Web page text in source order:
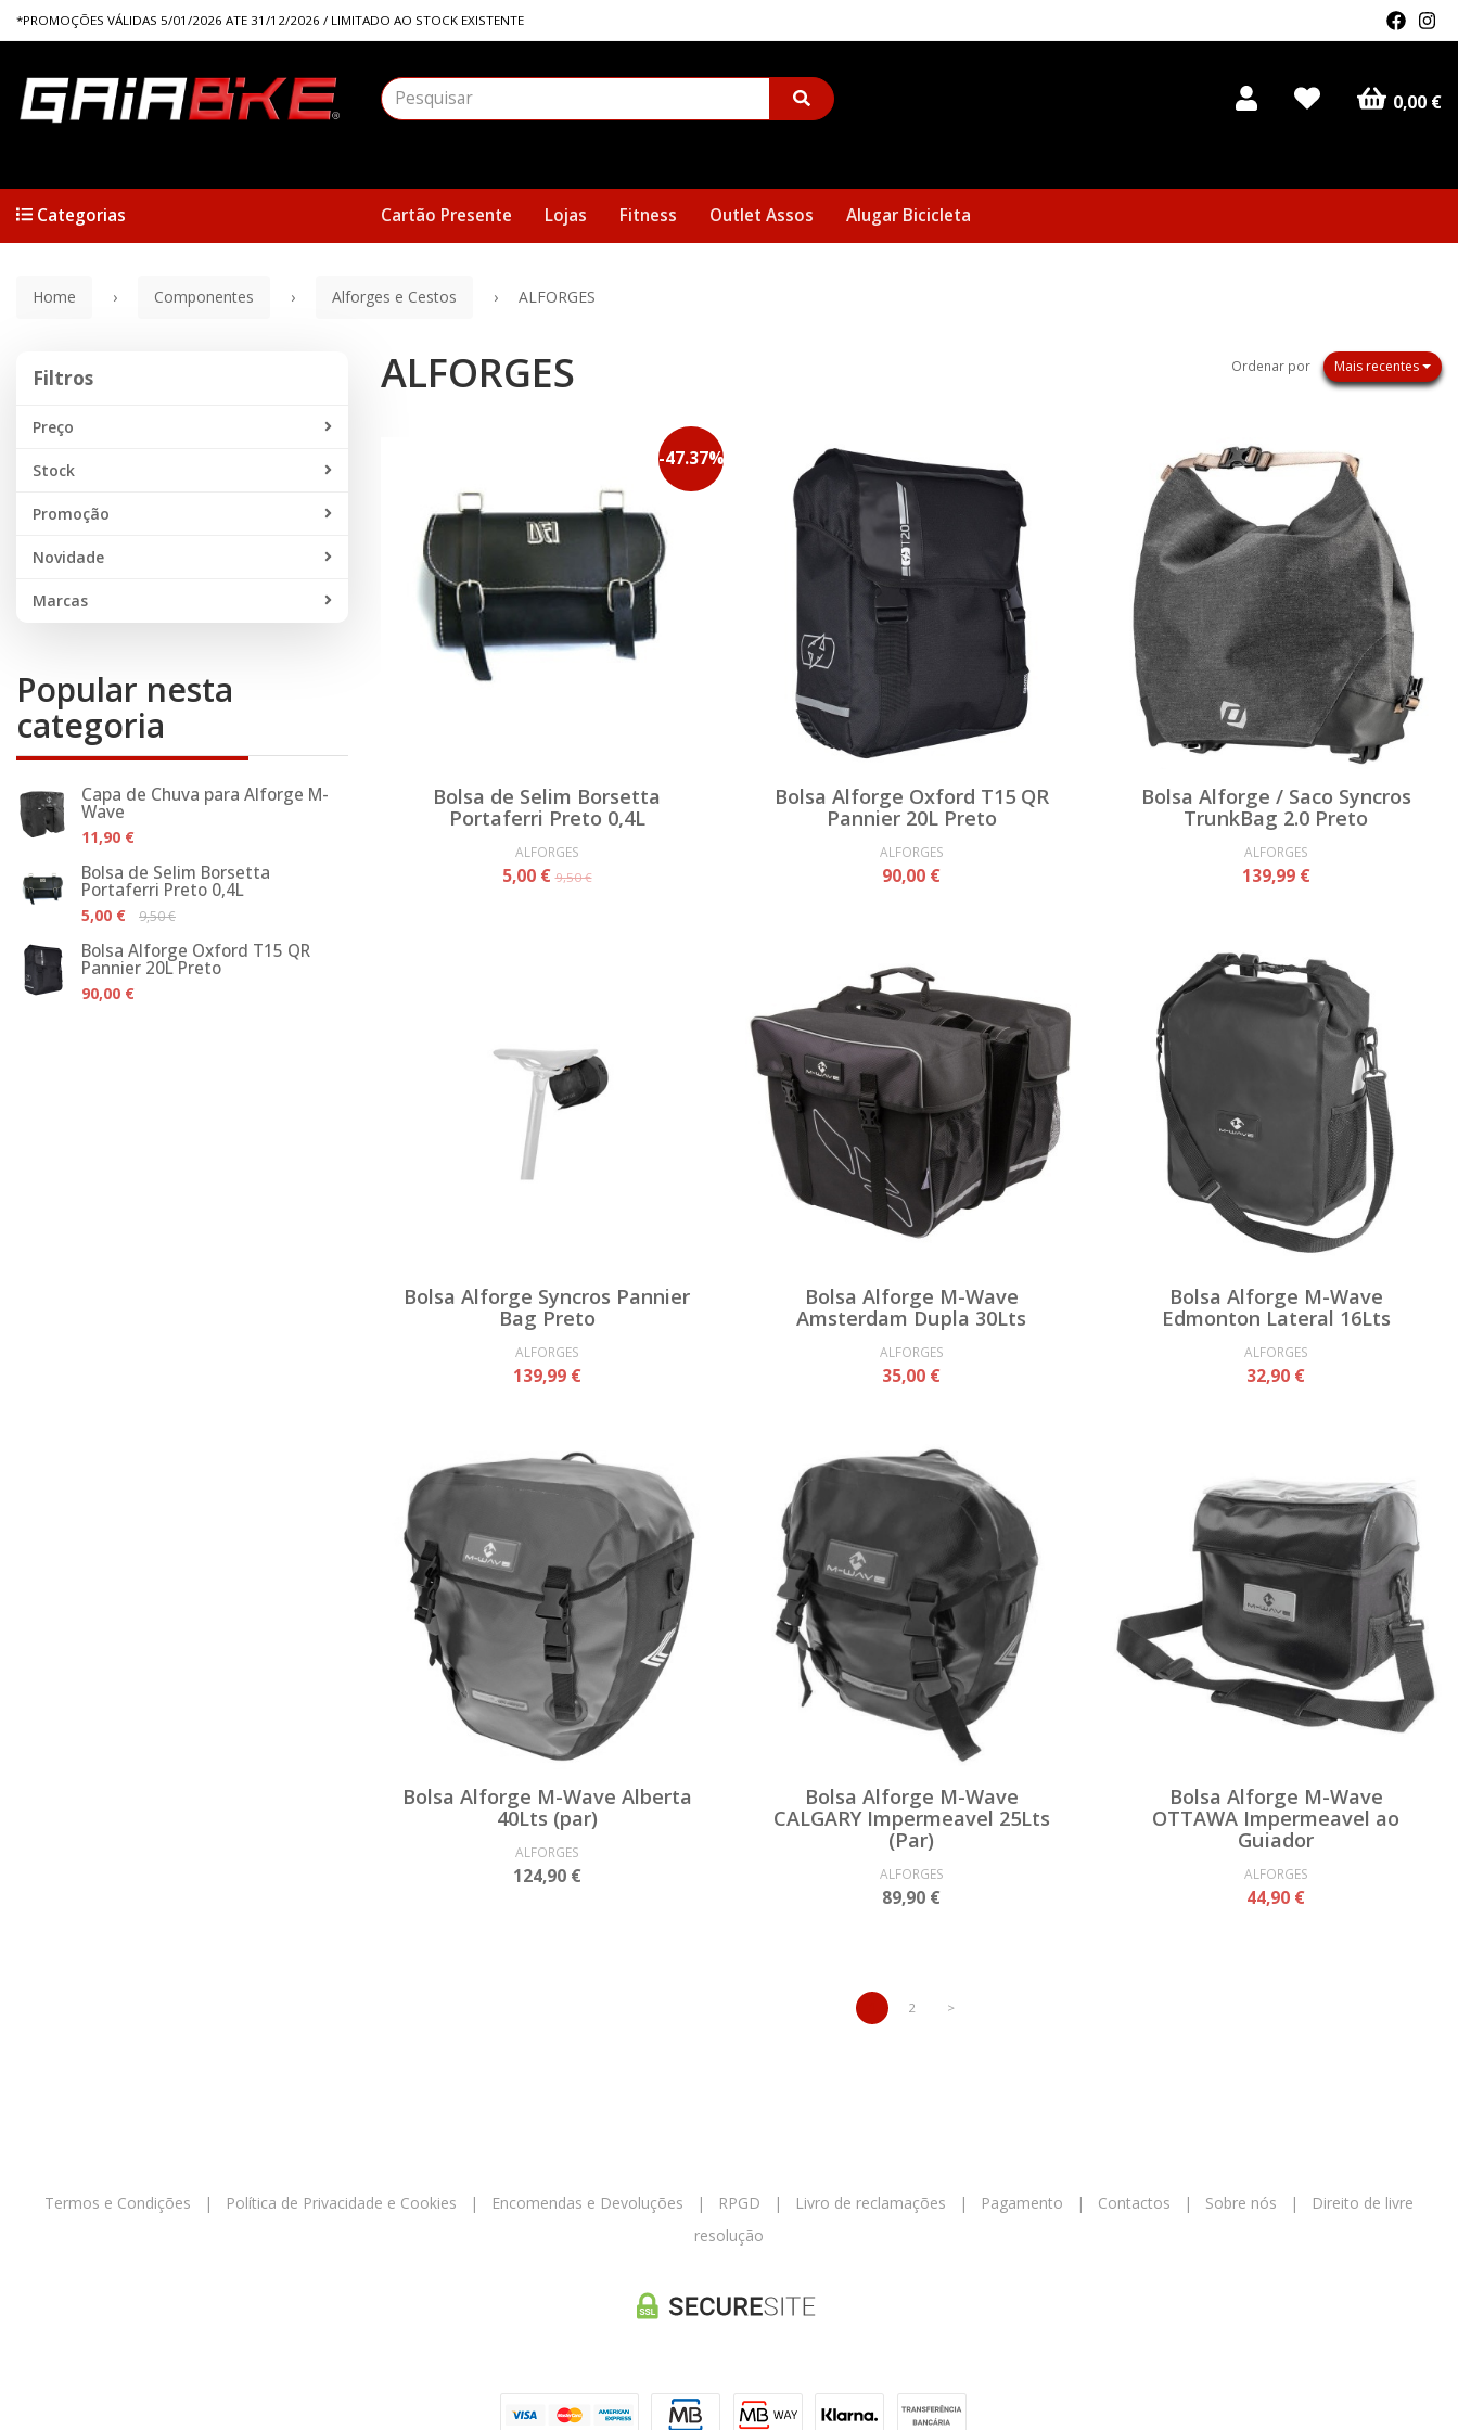
*PROMOÇÕES VÁLIDAS 5/01/2026 ATE 31/12/2026 / LIMITADO AO STOCK EXISTENTE
0,00 €
Cartão Presente Lojas Fitness Outlet Assos Alugar Bicicleta
Categorias
Home Componentes Alforges e Cestos ALFORGES
Filtros
Preço
Stock
Promoção
Novidade
Marcas
Popular nesta
categoria
Capa de Chuva para Alforge M-
Wave
11,90 €
Bolsa de Selim Borsetta
Portaferri Preto 0,4L
5,00 € 9,50 €
Bolsa Alforge Oxford T15 QR
Pannier 20L Preto
90,00 €
ALFORGES Ordenar por Mais recentes
-47.37%
Bolsa de Selim Borsetta
Portaferri Preto 0,4L
ALFORGES
5,00 €9,50 €
Bolsa Alforge Oxford T15 QR
Pannier 20L Preto
ALFORGES
90,00 €
Bolsa Alforge / Saco Syncros
TrunkBag 2.0 Preto
ALFORGES
139,99 €
Bolsa Alforge Syncros Pannier
Bag Preto
ALFORGES
139,99 €
Bolsa Alforge M-Wave
Amsterdam Dupla 30Lts
ALFORGES
35,00 €
Bolsa Alforge M-Wave
Edmonton Lateral 16Lts
ALFORGES
32,90 €
Bolsa Alforge M-Wave Alberta
40Lts (par)
ALFORGES
124,90 €
Bolsa Alforge M-Wave
CALGARY Impermeavel 25Lts
(Par)
ALFORGES
89,90 €
Bolsa Alforge M-Wave
OTTAWA Impermeavel ao
Guiador
ALFORGES
44,90 €
2 >
Termos e Condições | Política de Privacidade e Cookies | Encomendas e Devoluções | RPGD | Livro de reclamações | Pagamento | Contactos | Sobre nós |
Direito de livre
resolução